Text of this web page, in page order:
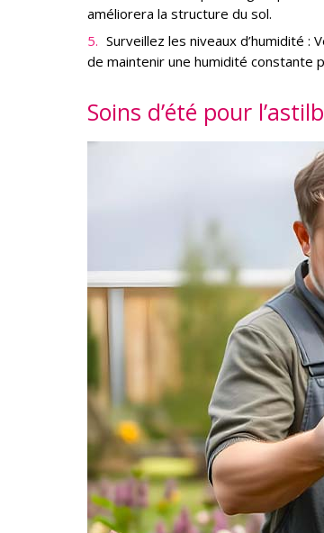
améliorera la structure du sol.
Surveillez les niveaux d’humidité
de maintenir une humidité constante
Soins d’été pour